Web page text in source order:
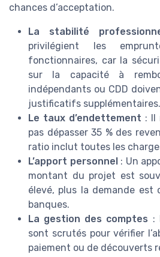
chances d’acceptation.
La stabilité
privilégient les
fonctionnaires, car la
sur la capacité à
indépendants ou CDD
justificatifs supplémentaires.
Le taux d’endettement : Il
pas dépasser 35 % des
ratio inclut toutes les
L’apport personnel : Un
montant du projet est
élevé, plus la demande est
banques.
La gestion des comptes :
sont scrutés pour vérifier
paiement ou de découverts